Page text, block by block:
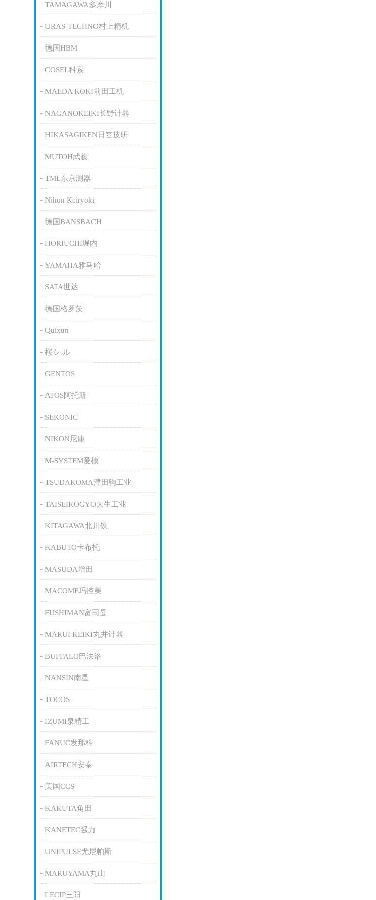
TAMAGAWA多摩川
URAS-TECHNO村上精机
德国HBM
COSEL科索
MAEDA KOKI前田工机
NAGANOKEIKI长野计器
HIKASAGIKEN日笠技研
MUTOH武藤
TML东京测器
Nihon Keiryoki
德国BANSBACH
HORIUCHI堀内
YAMAHA雅马哈
SATA世达
德国格罗茨
Quixun
桜シ-ル
GENTOS
ATOS阿托斯
SEKONIC
NIKON尼康
M-SYSTEM爱模
TSUDAKOMA津田驹工业
TAISEIKOGYO大生工业
KITAGAWA北川铁
KABUTO卡布托
MASUDA增田
MACOME玛控美
FUSHIMAN富司曼
MARUI KEIKI丸井计器
BUFFALO巴法洛
NANSIN南星
TOCOS
IZUMI泉精工
FANUC发那科
AIRTECH安泰
美国CCS
KAKUTA角田
KANETEC强力
UNIPULSE尤尼帕斯
MARUYAMA丸山
LECIP三阳